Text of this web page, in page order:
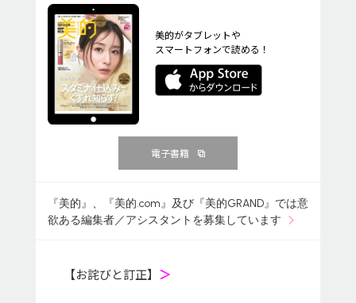
美的がタブレットや
スマートフォンで読める！
電子書籍
『美的』、『美的.com』及び『美的GRAND』では意
欲ある編集者／アシスタントを募集しています
【お詫びと訂正】 ＞